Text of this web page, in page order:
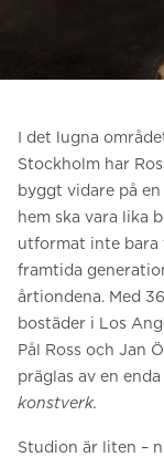
Be om ett
FAQ
I det lugna
Stockholm har
byggt vidare på
hem ska vara lika
utformat inte bara
framtida
årtiondena. Med
bostäder i Los
Pål Ross och Jan
präglas av en
konstverk.
Studion är liten –